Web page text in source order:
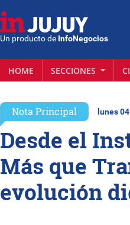
Un producto de InfoNegocios
HOME SECCIONES
Nota Principal lunes
Desde el
Más que
evolución